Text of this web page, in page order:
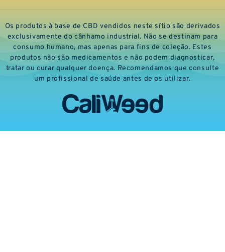
Os produtos à base de CBD vendidos neste sítio são derivados
exclusivamente do cânhamo industrial. Não se destinam para
consumo humano, mas apenas para fins de coleção. Estes
produtos não são medicamentos e não podem diagnosticar,
tratar ou curar qualquer doença. Recomendamos que consulte
um profissional de saúde antes de os utilizar.